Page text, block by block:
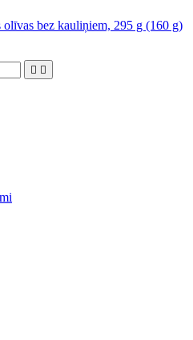
bez kauliņiem, 295 g (160 g)
 